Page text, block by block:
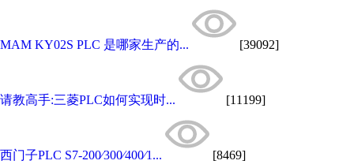
MAM KY02S PLC 是哪家生产的... [39092]
请教高手:三菱PLC如何实现时... [11199]
西门子PLC S7-200∕300∕400∕1... [8469]